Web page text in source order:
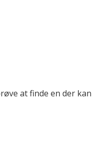
at finde en der kan